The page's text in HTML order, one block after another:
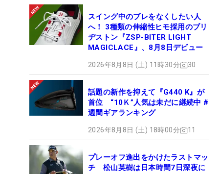
スイング中のブレをなくしたい人
へ！ 3種類の伸縮性ヒモ採用のブリ
ヂストン『ZSP-BITER LIGHT
MAGICLACE』、8月8日デビュー
2026年8月8日 (土) 11時30分 30
話題の新作を抑えて『G440 K』が
首位 “10Ｋ”人気は未だに継続中 #
週間ギアランキング
2026年8月8日 (土) 18時00分 11
プレーオフ進出をかけたラストマッ
チ 松山英樹は日本時間7日深夜に